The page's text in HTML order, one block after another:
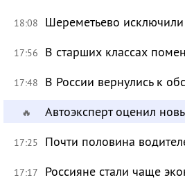
18:08 Шереметьево исключили
17:56 В старших классах
17:48 В России вернулись к
🔥 Автоэксперт оценил
17:25 Почти половина
17:17 Россияне стали чаще